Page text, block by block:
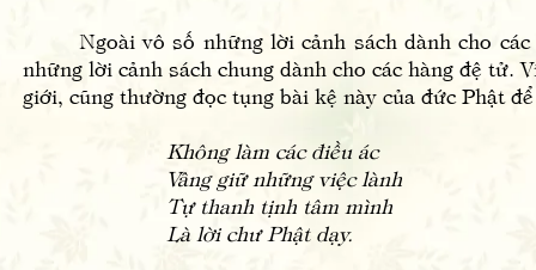
Ngoài vô số những lời cảnh sách dành cho các
những lời cảnh sách chung dành cho các hàng đệ
giới, cũng thường đọc tụng bài kệ này của đức Phật
Không làm các điều ác
Vâng giữ những việc lành
Tự thanh tịnh tâm mình
Là lời chư Phật dạy.